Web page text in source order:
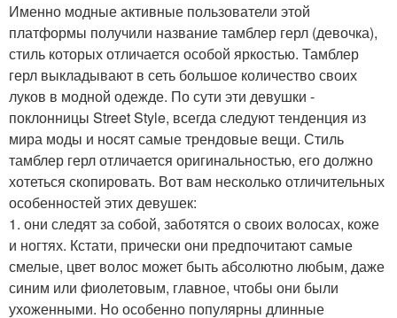
Именно модные активные пользователи этой
платформы получили название тамблер герл (девочка),
стиль которых отличается особой яркостью. Тамблер
герл выкладывают в сеть большое количество своих
луков в модной одежде. По сути эти девушки -
поклонницы Street Style, всегда следуют тенденция из
мира моды и носят самые трендовые вещи. Стиль
тамблер герл отличается оригинальностью, его должно
хотеться скопировать. Вот вам несколько отличительных
особенностей этих девушек:
1. они следят за собой, заботятся о своих волосах, коже
и ногтях. Кстати, прически они предпочитают самые
смелые, цвет волос может быть абсолютно любым, даже
синим или фиолетовым, главное, чтобы они были
ухоженными. Но особенно популярны длинные